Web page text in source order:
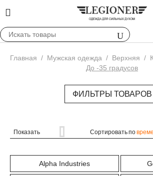
Главная / Мужская одежда / Верхняя /
До -35 градусов
ФИЛЬТРЫ ТОВАРОВ
Показать Сортировать по
Alpha Industries